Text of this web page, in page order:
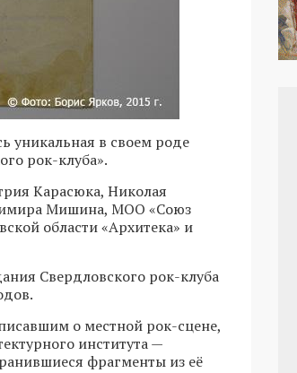
уникальная в своем роде
рок-клуба».
Карасюка, Николая
Мишина, МОО «Союз
области «Архитека» и
Свердловского рок-клуба
о местной рок-сцене,
института —
фрагменты из её